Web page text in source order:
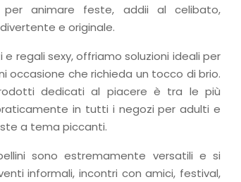
animare feste, addii al celibato,
e originale.
regali sexy, offriamo soluzioni ideali per
occasione che richieda un tocco di brio.
dedicati al piacere è tra le più
in tutti i negozi per adulti e
a tema piccanti.
sono estremamente versatili e si
informali, incontri con amici, festival,